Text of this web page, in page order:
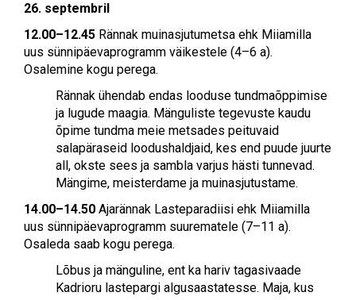
26. septembril
12.00–12.45 Rännak muinasjutumetsa ehk Miiamilla
uus sünnipäevaprogramm väikestele (4–6 a).
Osalemine kogu perega.
Rännak ühendab endas looduse tundmaõppimise
ja lugude maagia. Mänguliste tegevuste kaudu
õpime tundma meie metsades peituvaid
salapäraseid loodushaldjaid, kes end puude juurte
all, okste sees ja sambla varjus hästi tunnevad.
Mängime, meisterdame ja muinasjutustame.
14.00–14.50 Ajarännak Lasteparadiisi ehk Miiamilla
uus sünnipäevaprogramm suurematele (7–11 a).
Osaleda saab kogu perega.
Lõbus ja mänguline, ent ka hariv tagasivaade
Kadrioru lastepargi algusaastatesse. Maja, kus